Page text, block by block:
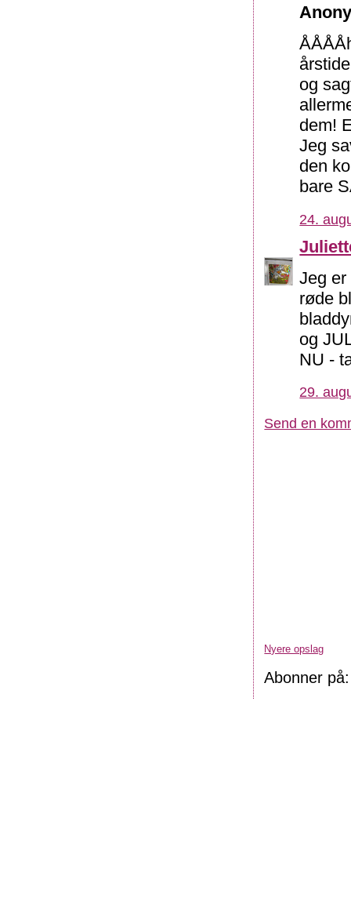
og
dem!
Jeg
den
bare
24.
Jeg er
røde
og
NU -
29.
Send en
Nyere opslag
Abonner